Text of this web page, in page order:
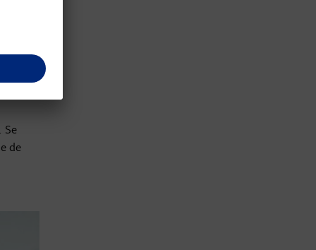
Se
de